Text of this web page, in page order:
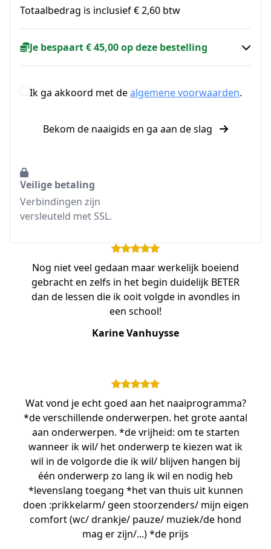
Totaalbedrag is inclusief € 2,60 btw
Je bespaart € 45,00 op deze bestelling
Ik ga akkoord met dealgemene voorwaarden.
Bekom de naaigids en ga aan de slag
Veilige betaling
Verbindingen zijn
versleuteld met SSL.
Nog niet veel gedaan maar werkelijk boeiend
gebracht en zelfs in het begin duidelijk BETER
dan de lessen die ik ooit volgde in avondles in
een school!
Karine Vanhuysse
Wat vond je echt goed aan het naaiprogramma?
*de verschillende onderwerpen. het grote aantal
aan onderwerpen. *de vrijheid: om te starten
wanneer ik wil/ het onderwerp te kiezen wat ik
wil in de volgorde die ik wil/ blijven hangen bij
één onderwerp zo lang ik wil en nodig heb
*levenslang toegang *het van thuis uit kunnen
doen :prikkelarm/ geen stoorzenders/ mijn eigen
comfort (wc/ drankje/ pauze/ muziek/de hond
mag er zijn/...) *de prijs